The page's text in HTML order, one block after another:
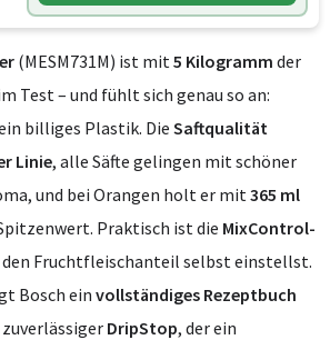
(MESM731M) ist mit 5 Kilogramm der
Test – und fühlt sich genau so an:
billiges Plastik. Die Saftqualität
Linie, alle Säfte gelingen mit schöner
und bei Orangen holt er mit 365 ml
Praktisch ist die MixControl-
den Fruchtfleischanteil selbst einstellst.
Bosch ein vollständiges Rezeptbuch
DripStop, der ein